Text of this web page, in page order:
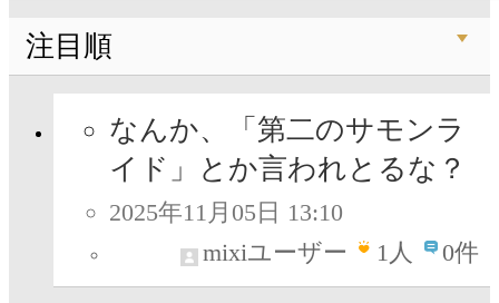
注目順
なんか、「第二のサモンラ
イド」とか言われとるな？
2025年11月05日 13:10
mixiユーザー
1人 0件